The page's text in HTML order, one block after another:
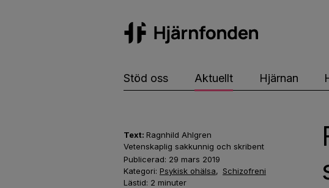
Stöd oss Aktuellt Hjärnan
Text: Ragnhild Ahlgren
Vetenskaplig sakkunnig och skribent
Publicerad: 29 mars 2019
Kategori: Psykisk ohälsa, Schizofreni
Lästid: 2 minuter